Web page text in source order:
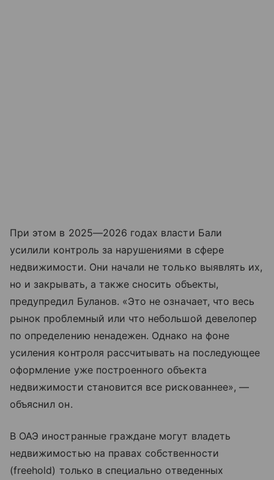
При этом в 2025—2026 годах власти Бали
усилили контроль за нарушениями в сфере
недвижимости. Они начали не только выявлять их,
но и закрывать, а также сносить объекты,
предупредил Буланов. «Это не означает, что весь
рынок проблемный или что небольшой девелопер
по определению ненадежен. Однако на фоне
усиления контроля рассчитывать на последующее
оформление уже построенного объекта
недвижимости становится все рискованнее», —
объяснил он.
В ОАЭ иностранные граждане могут владеть
недвижимостью на правах собственности
(freehold) только в специально отведенных